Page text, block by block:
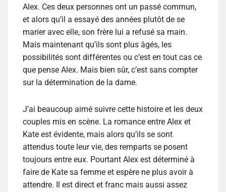
Alex. Ces deux personnes ont un passé commun,
et alors qu’il a essayé des années plutôt de se
marier avec elle, son frère lui a refusé sa main.
Mais maintenant qu’ils sont plus âgés, les
possibilités sont différentes ou c’est en tout cas ce
que pense Alex. Mais bien sûr, c’est sans compter
sur la détermination de la dame.
J’ai beaucoup aimé suivre cette histoire et les deux
couples mis en scène. La romance entre Alex et
Kate est évidente, mais alors qu’ils se sont
attendus toute leur vie, des remparts se posent
toujours entre eux. Pourtant Alex est déterminé à
faire de Kate sa femme et espère ne plus avoir à
attendre. Il est direct et franc mais aussi assez